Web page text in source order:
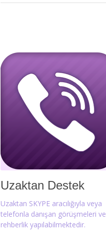
Uzaktan Destek
Uzaktan SKYPE aracılığıyla veya
telefonla danışan görüşmeleri ve
rehberlik yapılabilmektedir.